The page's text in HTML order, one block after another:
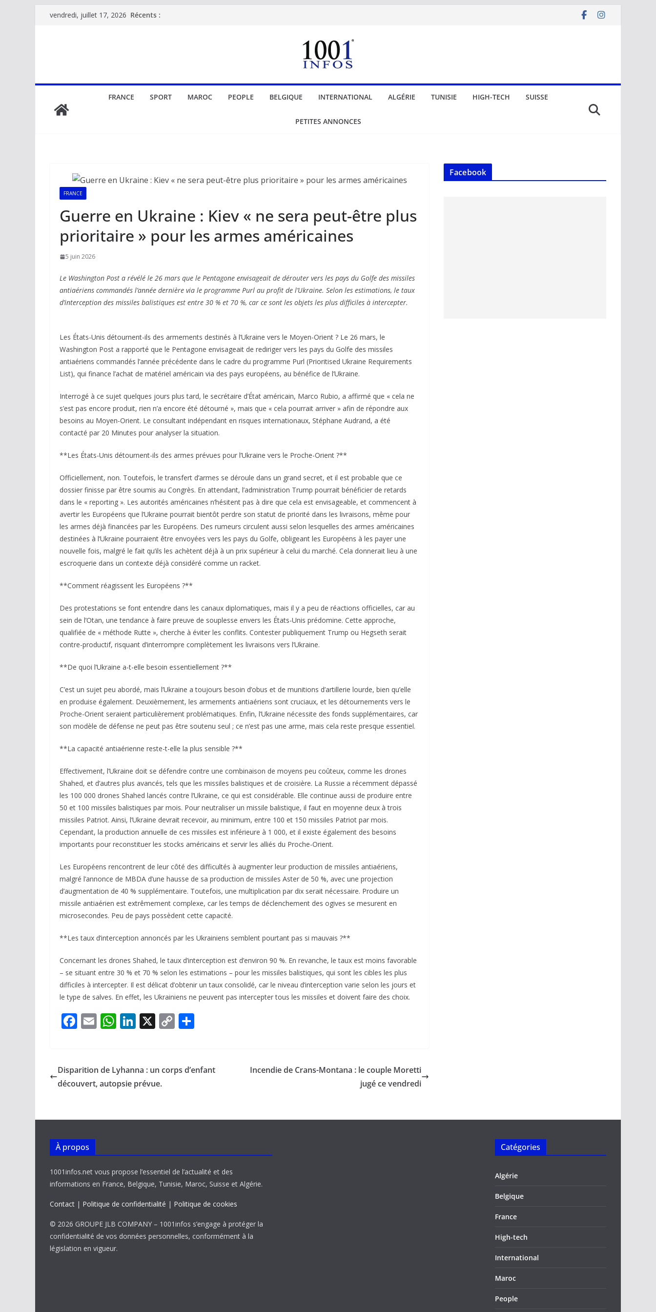
Passervendredi, juillet 17, 2026 Récents :
FRANCE SPORT MAROC PEOPLE BELGIQUE INTERNATIONAL ALGÉRIE TUNISIE HIGH-TECH SUISSE
PETITES ANNONCES
FRANCE
Guerre en Ukraine : Kiev « ne sera peut-être plus
prioritaire » pour les armes américaines
5 juin 2026
Le Washington Post a révélé le 26 mars que le Pentagone envisageait de dérouter vers les pays du Golfe des missiles
antiaériens commandés l’année dernière via le programme Purl au profit de l’Ukraine. Selon les estimations, le taux
d’interception des missiles balistiques est entre 30 % et 70 %, car ce sont les objets les plus difficiles à intercepter.
Les États-Unis détournent-ils des armements destinés à l’Ukraine vers le Moyen-Orient ? Le 26 mars, le
Washington Post a rapporté que le Pentagone envisageait de rediriger vers les pays du Golfe des missiles
antiaériens commandés l’année précédente dans le cadre du programme Purl (Prioritised Ukraine Requirements
List), qui finance l’achat de matériel américain via des pays européens, au bénéfice de l’Ukraine.
Interrogé à ce sujet quelques jours plus tard, le secrétaire d’État américain, Marco Rubio, a affirmé que « cela ne
s’est pas encore produit, rien n’a encore été détourné », mais que « cela pourrait arriver » afin de répondre aux
besoins au Moyen-Orient. Le consultant indépendant en risques internationaux, Stéphane Audrand, a été
contacté par 20 Minutes pour analyser la situation.
**Les États-Unis détournent-ils des armes prévues pour l’Ukraine vers le Proche-Orient ?**
Officiellement, non. Toutefois, le transfert d’armes se déroule dans un grand secret, et il est probable que ce
dossier finisse par être soumis au Congrès. En attendant, l’administration Trump pourrait bénéficier de retards
dans le « reporting ». Les autorités américaines n’hésitent pas à dire que cela est envisageable, et commencent à
avertir les Européens que l’Ukraine pourrait bientôt perdre son statut de priorité dans les livraisons, même pour
les armes déjà financées par les Européens. Des rumeurs circulent aussi selon lesquelles des armes américaines
destinées à l’Ukraine pourraient être envoyées vers les pays du Golfe, obligeant les Européens à les payer une
nouvelle fois, malgré le fait qu’ils les achètent déjà à un prix supérieur à celui du marché. Cela donnerait lieu à une
escroquerie dans un contexte déjà considéré comme un racket.
**Comment réagissent les Européens ?**
Des protestations se font entendre dans les canaux diplomatiques, mais il y a peu de réactions officielles, car au
sein de l’Otan, une tendance à faire preuve de souplesse envers les États-Unis prédomine. Cette approche,
qualifiée de « méthode Rutte », cherche à éviter les conflits. Contester publiquement Trump ou Hegseth serait
contre-productif, risquant d’interrompre complètement les livraisons vers l’Ukraine.
**De quoi l’Ukraine a-t-elle besoin essentiellement ?**
C’est un sujet peu abordé, mais l’Ukraine a toujours besoin d’obus et de munitions d’artillerie lourde, bien qu’elle
en produise également. Deuxièmement, les armements antiaériens sont cruciaux, et les détournements vers le
Proche-Orient seraient particulièrement problématiques. Enfin, l’Ukraine nécessite des fonds supplémentaires, car
son modèle de défense ne peut pas être soutenu seul ; ce n’est pas une arme, mais cela reste presque essentiel.
**La capacité antiaérienne reste-t-elle la plus sensible ?**
Effectivement, l’Ukraine doit se défendre contre une combinaison de moyens peu coûteux, comme les drones
Shahed, et d’autres plus avancés, tels que les missiles balistiques et de croisière. La Russie a récemment dépassé
les 100 000 drones Shahed lancés contre l’Ukraine, ce qui est considérable. Elle continue aussi de produire entre
50 et 100 missiles balistiques par mois. Pour neutraliser un missile balistique, il faut en moyenne deux à trois
missiles Patriot. Ainsi, l’Ukraine devrait recevoir, au minimum, entre 100 et 150 missiles Patriot par mois.
Cependant, la production annuelle de ces missiles est inférieure à 1 000, et il existe également des besoins
importants pour reconstituer les stocks américains et servir les alliés du Proche-Orient.
Les Européens rencontrent de leur côté des difficultés à augmenter leur production de missiles antiaériens,
malgré l’annonce de MBDA d’une hausse de sa production de missiles Aster de 50 %, avec une projection
d’augmentation de 40 % supplémentaire. Toutefois, une multiplication par dix serait nécessaire. Produire un
missile antiaérien est extrêmement complexe, car les temps de déclenchement des ogives se mesurent en
microsecondes. Peu de pays possèdent cette capacité.
**Les taux d’interception annoncés par les Ukrainiens semblent pourtant pas si mauvais ?**
Concernant les drones Shahed, le taux d’interception est d’environ 90 %. En revanche, le taux est moins favorable
– se situant entre 30 % et 70 % selon les estimations – pour les missiles balistiques, qui sont les cibles les plus
difficiles à intercepter. Il est délicat d’obtenir un taux consolidé, car le niveau d’interception varie selon les jours et
le type de salves. En effet, les Ukrainiens ne peuvent pas intercepter tous les missiles et doivent faire des choix.
F
b
o
k
E
l
W
s
A
p
Li
e
dI
X C
y
k
g
Disparition de Lyhanna : un corps d’enfant
découvert, autopsie prévue.
Incendie de Crans-Montana : le couple Moretti
jugé ce vendredi
Facebook
À propos
1001infos.net vous propose l’essentiel de l’actualité et des
informations en France, Belgique, Tunisie, Maroc, Suisse et Algérie.
Contact | Politique de confidentialité | Politique de cookies
© 2026 GROUPE JLB COMPANY – 1001infos s’engage à protéger la
confidentialité de vos données personnelles, conformément à la
législation en vigueur.
Catégories
Algérie
Belgique
France
High-tech
International
Maroc
People